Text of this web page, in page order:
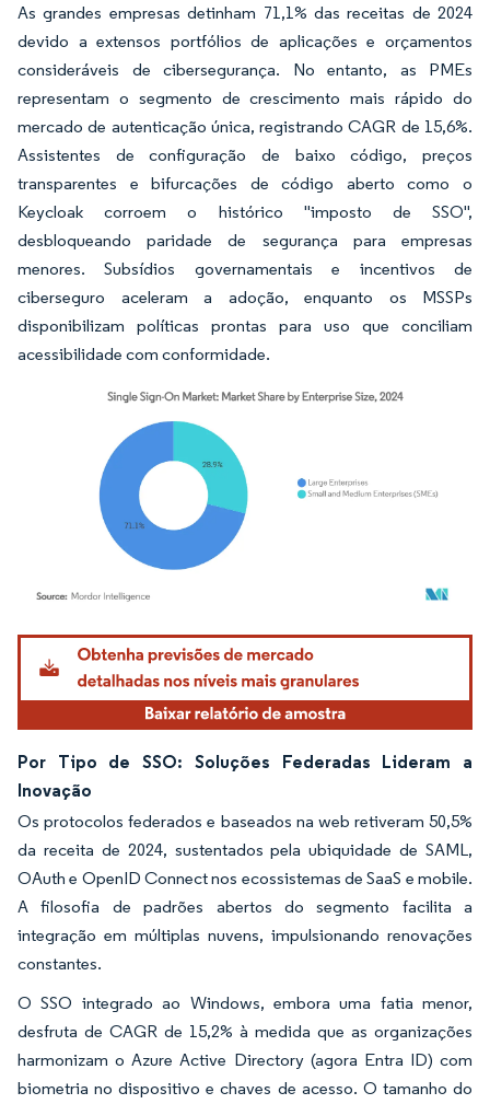
As grandes empresas detinham 71,1% das receitas de 2024
devido a extensos portfólios de aplicações e orçamentos
consideráveis de cibersegurança. No entanto, as PMEs
representam o segmento de crescimento mais rápido do
mercado de autenticação única, registrando CAGR de 15,6%.
Assistentes de configuração de baixo código, preços
transparentes e bifurcações de código aberto como o
Keycloak corroem o histórico "imposto de SSO",
desbloqueando paridade de segurança para empresas
menores. Subsídios governamentais e incentivos de
ciberseguro aceleram a adoção, enquanto os MSSPs
disponibilizam políticas prontas para uso que conciliam
acessibilidade com conformidade.
Imagem © Mordor Intelligence. O reuso requer atribuição conforme CC BY 4.0.
Por Tipo de SSO: Soluções Federadas Lideram a
Inovação
Os protocolos federados e baseados na web retiveram 50,5%
da receita de 2024, sustentados pela ubiquidade de SAML,
OAuth e OpenID Connect nos ecossistemas de SaaS e mobile.
A filosofia de padrões abertos do segmento facilita a
integração em múltiplas nuvens, impulsionando renovações
constantes.
O SSO integrado ao Windows, embora uma fatia menor,
desfruta de CAGR de 15,2% à medida que as organizações
harmonizam o Azure Active Directory (agora Entra ID) com
biometria no dispositivo e chaves de acesso. O tamanho do